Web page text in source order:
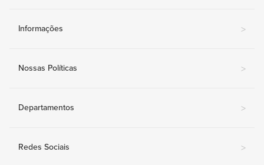
Informações >
Nossas Políticas >
Departamentos >
Redes Sociais >